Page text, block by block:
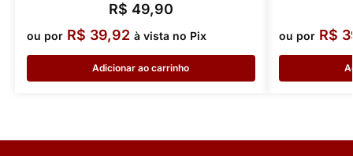
R$ 49,90
ou por R$ 39,92 à vista no Pix
Adicionar ao carrinho
ou por R$